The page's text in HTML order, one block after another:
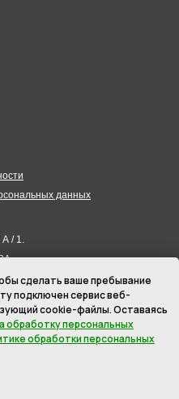
данных
А / 1.
сделать ваше пребывание
подключен сервис веб-
cookie-файлы. Оставаясь
обработку персональных
обработки персональных